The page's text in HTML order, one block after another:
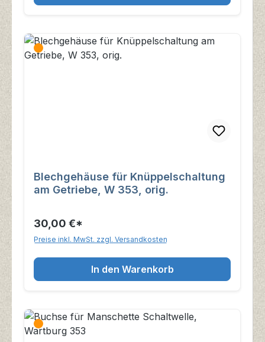
Blechgehäuse für Knüppelschaltung
am Getriebe, W 353, orig.
30,00 €*
Preise inkl. MwSt. zzgl. Versandkosten
In den Warenkorb